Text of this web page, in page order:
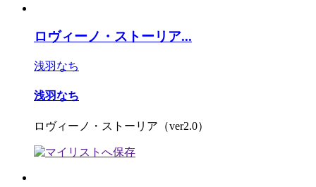
ロヴィーノ・ストーリア...
浅羽なち
浅羽なち
ロヴィーノ・ストーリア（ver2.0）